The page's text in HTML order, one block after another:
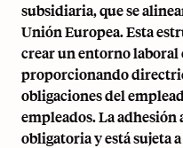
subsidiaria, que se
Unión Europea. Esta
crear un entorno
proporcionando
obligaciones del
empleados. La adhesión
obligatoria y está sujeta